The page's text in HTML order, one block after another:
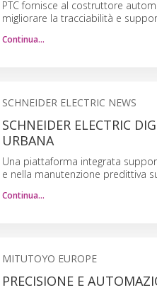
PTC fornisce al costruttore
migliorare la tracciabilità e
Continua…
SCHNEIDER ELECTRIC NEWS
SCHNEIDER ELECTRIC
URBANA
Una piattaforma integrata
e nella manutenzione predittiva
Continua…
MITUTOYO EUROPE
PRECISIONE E